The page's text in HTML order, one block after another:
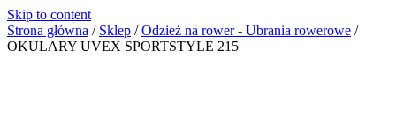
Skip to content
Strona główna / Sklep / Odzież na rower - Ubrania rowerowe /
OKULARY UVEX SPORTSTYLE 215